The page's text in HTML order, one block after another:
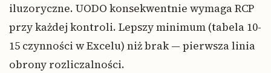
iluzoryczne. UODO konsekwentnie wymaga RCP
przy każdej kontroli. Lepszy minimum (tabela 10-
15 czynności w Excelu) niż brak — pierwsza linia
obrony rozliczalności.